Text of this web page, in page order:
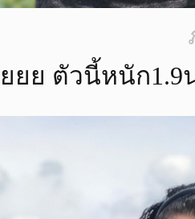
ยย ตัวนี้หนัก1.9